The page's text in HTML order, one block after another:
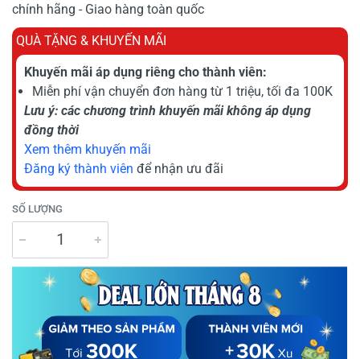
chính hãng - Giao hàng toàn quốc
QUÀ TẶNG & KHUYẾN MÃI
Khuyến mãi áp dụng riêng cho thành viên:
Miễn phí vận chuyển đơn hàng từ 1 triệu, tối đa 100K
Lưu ý: các chương trình khuyến mãi không áp dụng
đồng thời
Xem thêm khuyến mãi
Đăng ký thành viên để nhận ưu đãi
SỐ LƯỢNG